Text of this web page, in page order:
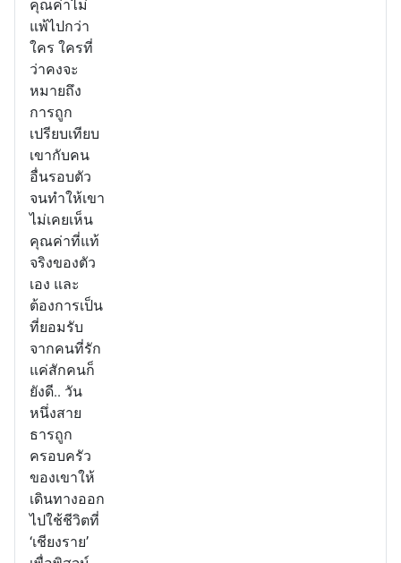
คุณค่าไม่
แพ้ไปกว่า
ใคร ใครที่
ว่าคงจะ
หมายถึง
การถูก
เปรียบเทียบ
เขากับคน
อื่นรอบตัว
จนทำให้เขา
ไม่เคยเห็น
คุณค่าที่แท้
จริงของตัว
เอง และ
ต้องการเป็น
ที่ยอมรับ
จากคนที่รัก
แค่สักคนก็
ยังดี.. วัน
หนึ่งสาย
ธารถูก
ครอบครัว
ของเขาให้
เดินทางออก
ไปใช้ชีวิตที่
‘เชียงราย’